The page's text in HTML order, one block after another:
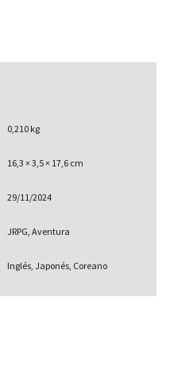
0,210 kg
16,3 × 3,5 × 17,6 cm
29/11/2024
JRPG, Aventura
Inglés, Japonés, Coreano